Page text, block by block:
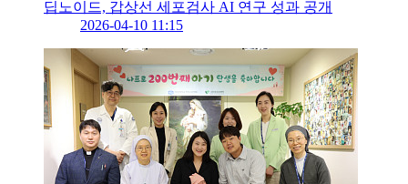
딥노이드, 갑상선 세포검사 AI 연구 성과 공개
2026-04-10 11:15